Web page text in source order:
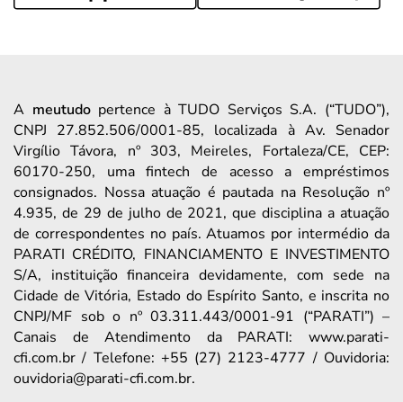
A meutudopertence à TUDO Serviços S.A. (“TUDO”),
CNPJ 27.852.506/0001-85, localizada à Av. Senador
Virgílio Távora, nº 303, Meireles, Fortaleza/CE, CEP:
60170-250, uma fintech de acesso a empréstimos
consignados. Nossa atuação é pautada na Resolução nº
4.935, de 29 de julho de 2021, que disciplina a atuação
de correspondentes no país. Atuamos por intermédio da
PARATI CRÉDITO, FINANCIAMENTO E INVESTIMENTO
S/A, instituição financeira devidamente, com sede na
Cidade de Vitória, Estado do Espírito Santo, e inscrita no
CNPJ/MF sob o nº 03.311.443/0001-91 (“PARATI”) –
Canais de Atendimento da PARATI: www.parati-
cfi.com.br / Telefone: +55 (27) 2123-4777 / Ouvidoria:
ouvidoria@parati-cfi.com.br.